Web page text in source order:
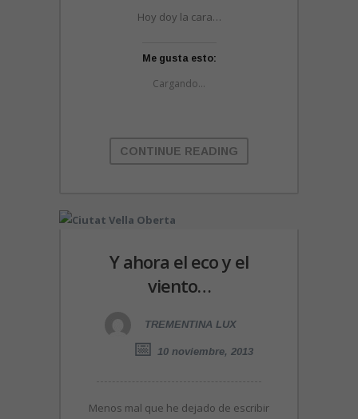
Hoy doy la cara…
Me gusta esto:
Cargando...
CONTINUE READING
Y ahora el eco y el
viento…
TREMENTINA LUX
10 noviembre, 2013
Menos mal que he dejado de escribir